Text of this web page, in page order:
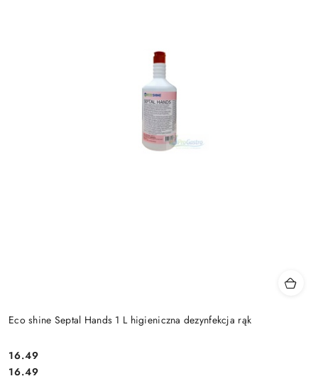
Eco shine Septal Hands 1 L higieniczna dezynfekcja rąk
Cena:
16.49
Cena:
16.49